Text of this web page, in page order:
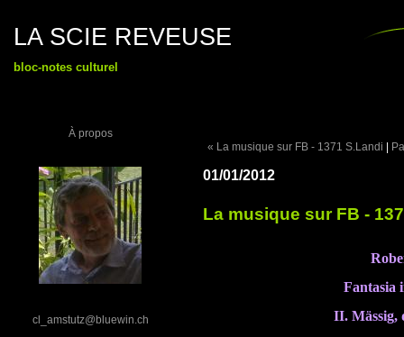
LA SCIE REVEUSE
bloc-notes culturel
À propos
cl_amstutz@bluewin.ch
« La musique sur FB - 1371 S.Landi |
01/01/2012
La musique sur FB -
Fantasia
II. Mässig,